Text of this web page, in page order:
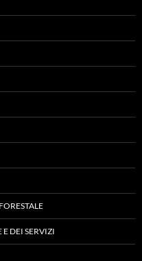
DEI SERVIZI